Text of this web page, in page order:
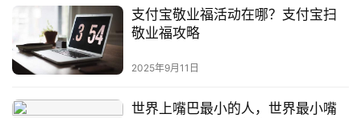
支付宝敬业福活动在哪？支付宝扫
敬业福攻略
2025年9月11日
世界上嘴巴最小的人，世界最小嘴